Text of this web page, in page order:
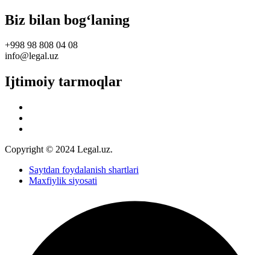
Biz bilan bog‘laning
+998 98 808 04 08
info@legal.uz
Ijtimoiy tarmoqlar
Copyright © 2024 Legal.uz.
Saytdan foydalanish shartlari
Maxfiylik siyosati